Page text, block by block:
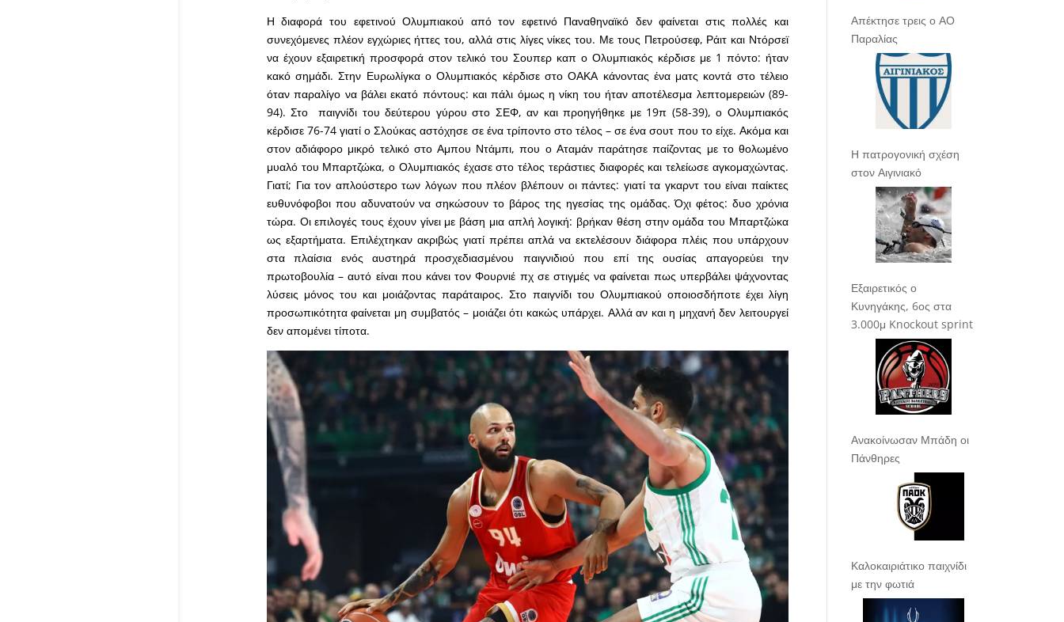
Η διαφορά του εφετινού Ολυμπιακού από τον εφετινό Παναθηναϊκό δεν φαίνεται στις πολλές και
συνεχόμενες πλέον εγχώριες ήττες του, αλλά στις λίγες νίκες του. Με τους Πετρούσεφ, Ράιτ και Ντόρσεϊ
να έχουν εξαιρετική προσφορά στον τελικό του Σουπερ καπ ο Ολυμπιακός κέρδισε με 1 πόντο: ήταν
κακό σημάδι. Στην Ευρωλίγκα ο Ολυμπιακός κέρδισε στο ΟΑΚΑ κάνοντας ένα ματς κοντά στο τέλειο
όταν παραλίγο να βάλει εκατό πόντους: και πάλι όμως η νίκη του ήταν αποτέλεσμα λεπτομερειών (89-
94). Στο παιγνίδι του δεύτερου γύρου στο ΣΕΦ, αν και προηγήθηκε με 19π (58-39), ο Ολυμπιακός
κέρδισε 76-74 γιατί ο Σλούκας αστόχησε σε ένα τρίποντο στο τέλος – σε ένα σουτ που το είχε. Ακόμα και
στον αδιάφορο μικρό τελικό στο Αμπου Ντάμπι, που ο Αταμάν παράτησε παίζοντας με το θολωμένο
μυαλό του Μπαρτζώκα, ο Ολυμπιακός έχασε στο τέλος τεράστιες διαφορές και τελείωσε αγκομαχώντας.
Γιατί; Για τον απλούστερο των λόγων που πλέον βλέπουν οι πάντες: γιατί τα γκαρντ του είναι παίκτες
ευθυνόφοβοι που αδυνατούν να σηκώσουν το βάρος της ηγεσίας της ομάδας. Όχι φέτος: δυο χρόνια
τώρα. Οι επιλογές τους έχουν γίνει με βάση μια απλή λογική: βρήκαν θέση στην ομάδα του Μπαρτζώκα
ως εξαρτήματα. Επιλέχτηκαν ακριβώς γιατί πρέπει απλά να εκτελέσουν διάφορα πλέις που υπάρχουν
στα πλαίσια ενός αυστηρά προσχεδιασμένου παιγνιδιού που επί της ουσίας απαγορεύει την
πρωτοβουλία – αυτό είναι που κάνει τον Φουρνιέ πχ σε στιγμές να φαίνεται πως υπερβάλει ψάχνοντας
λύσεις μόνος του και μοιάζοντας παράταιρος. Στο παιγνίδι του Ολυμπιακού οποιοσδήποτε έχει λίγη
προσωπικότητα φαίνεται μη συμβατός – μοιάζει ότι κακώς υπάρχει. Αλλά αν και η μηχανή δεν λειτουργεί
δεν απομένει τίποτα.
Απέκτησε τρεις ο ΑΟ
Παραλίας
Η πατρογονική σχέση
στον Αιγινιακό
Εξαιρετικός ο
Κυνηγάκης, 6ος στα
3.000μ Knockout sprint
Ανακοίνωσαν Μπάδη οι
Πάνθηρες
Καλοκαιριάτικο παιχνίδι
με την φωτιά